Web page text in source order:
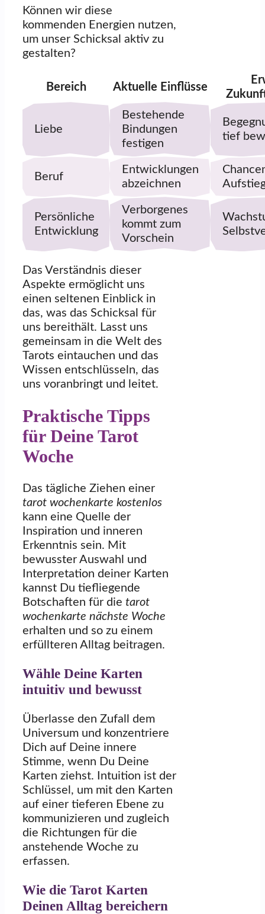
Können wir diese
kommenden Energien nutzen,
um unser Schicksal aktiv zu
gestalten?
Bereich Aktuelle Einflüsse
Liebe
Bestehende
Bindungen
festigen
tief
Beruf
Entwicklungen
abzeichnen
Persönliche
Entwicklung
Verborgenes
kommt zum
Vorschein
Das Verständnis dieser
Aspekte ermöglicht uns
einen seltenen Einblick in
das, was das Schicksal für
uns bereithält. Lasst uns
gemeinsam in die Welt des
Tarots eintauchen und das
Wissen entschlüsseln, das
uns voranbringt und leitet.
Praktische Tipps
für Deine Tarot
Woche
Das tägliche Ziehen einer
tarot wochenkarte kostenlos
kann eine Quelle der
Inspiration und inneren
Erkenntnis sein. Mit
bewusster Auswahl und
Interpretation deiner Karten
kannst Du tiefliegende
Botschaften für die tarot
wochenkarte nächste Woche
erhalten und so zu einem
erfüllteren Alltag beitragen.
Wähle Deine Karten
intuitiv und bewusst
Überlasse den Zufall dem
Universum und konzentriere
Dich auf Deine innere
Stimme, wenn Du Deine
Karten ziehst. Intuition ist der
Schlüssel, um mit den Karten
auf einer tieferen Ebene zu
kommunizieren und zugleich
die Richtungen für die
anstehende Woche zu
erfassen.
Wie die Tarot Karten
Deinen Alltag bereichern